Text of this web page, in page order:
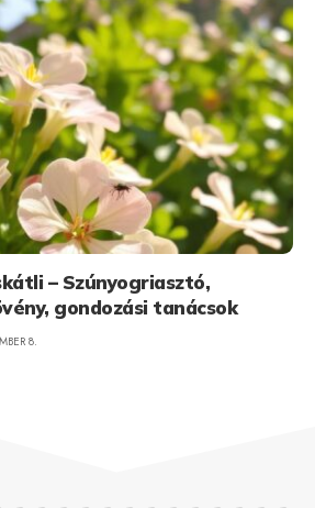
– Szúnyogriasztó,
gondozási tanácsok
8.